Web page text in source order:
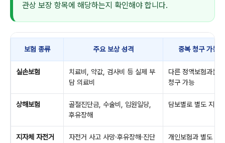
관상 보장 항목에 해당하는지 확인해야 합니다.
보험 종류 주요 보상 성격 중복 청구 가능성
실손보험
치료비, 약값, 검사비 등 실제 부
담 의료비
다른 정액보험과는
청구 가능
상해보험
골절진단금, 수술비, 입원일당,
후유장해
담보별로 별도 지급
지자체 자전거
자전거 사고 사망·후유장해·진단
개인보험과 별도 청